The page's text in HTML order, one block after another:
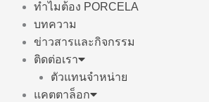
ทำไมต้อง PORCELA
บทความ
ข่าวสารและกิจกรรม
ติดต่อเรา
ตัวแทนจำหน่าย
แคตตาล็อก